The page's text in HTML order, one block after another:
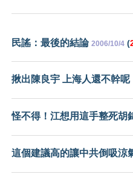
民謠：最後的結論 2006/10/4 (
揪出陳良宇 上海人還不幹呢
怪不得！江想用這手整死胡
這個建議高的讓中共倒吸涼